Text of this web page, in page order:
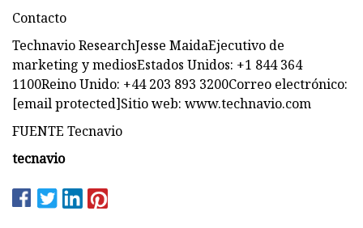
Contacto
Technavio ResearchJesse MaidaEjecutivo de
marketing y mediosEstados Unidos: +1 844 364
1100Reino Unido: +44 203 893 3200Correo electrónico:
[email protected]Sitio web: www.technavio.com
FUENTE Tecnavio
tecnavio